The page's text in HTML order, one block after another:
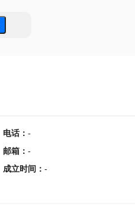
电话： -
邮箱 ： -
成立时间 ： -